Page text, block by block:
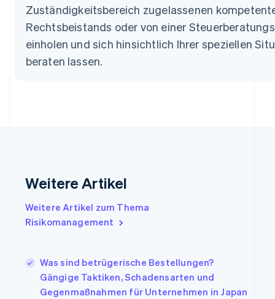
Zuständigkeitsbereich zugelassenen
Rechtsbeistands oder von einer
einholen und sich hinsichtlich Ihrer speziellen
beraten lassen.
Weitere Artikel
Weitere Artikel zum Thema
Risikomanagement
Was sind betrügerische Bestellungen?
Gängige Taktiken, Schadensarten und
Gegenmaßnahmen für Unternehmen in Japan
Dänemark
English
Deutschland
DeutschEnglish
Estland
Griechenland
Indien
English
Italien
ItalianoEnglish
Japan